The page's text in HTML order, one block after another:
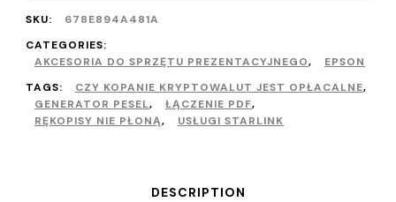
SKU:
678E894A481A
CATEGORIES:
AKCESORIA DO SPRZĘTU PREZENTACYJNEGO,
EPSON
TAGS:
CZY KOPANIE KRYPTOWALUT JEST OPŁACALNE,
GENERATOR PESEL, ŁĄCZENIE PDF,
RĘKOPISY NIE PŁONĄ, USŁUGI STARLINK
DESCRIPTION